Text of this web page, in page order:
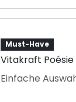
Must-Have
Vitakraft
Einfache